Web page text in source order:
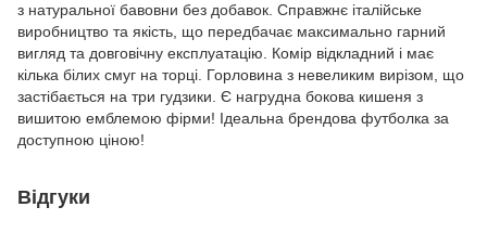
з натуральної бавовни без добавок. Справжнє італійське
виробництво та якість, що передбачає максимально гарний
вигляд та довговічну експлуатацію. Комір відкладний і має
кілька білих смуг на торці. Горловина з невеликим вирізом, що
застібається на три гудзики. Є нагрудна бокова кишеня з
вишитою емблемою фірми! Ідеальна брендова футболка за
доступною ціною!
Відгуки